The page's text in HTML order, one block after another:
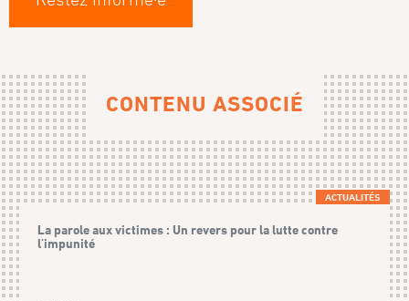
CONTENU ASSOCIÉ
ACTUALITÉS
La parole aux victimes : Un revers pour la lutte contre
l'impunité